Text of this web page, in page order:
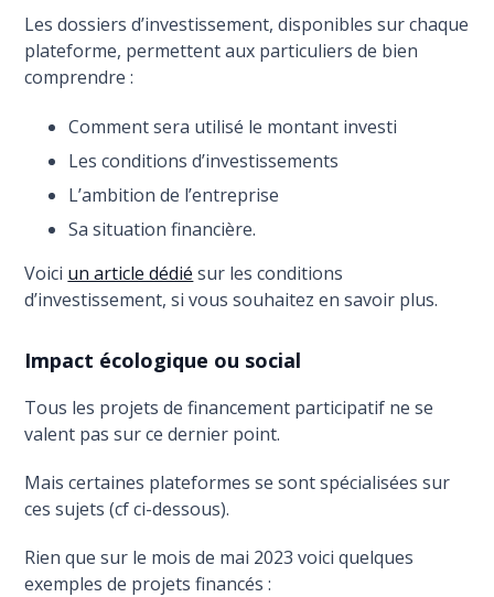
Les dossiers d’investissement, disponibles sur chaque
plateforme, permettent aux particuliers de bien
comprendre :
Comment sera utilisé le montant investi
Les conditions d’investissements
L’ambition de l’entreprise
Sa situation financière.
Voici un article dédié sur les conditions
d’investissement, si vous souhaitez en savoir plus.
Impact écologique ou social
Tous les projets de financement participatif ne se
valent pas sur ce dernier point.
Mais certaines plateformes se sont spécialisées sur
ces sujets (cf ci-dessous).
Rien que sur le mois de mai 2023 voici quelques
exemples de projets financés :